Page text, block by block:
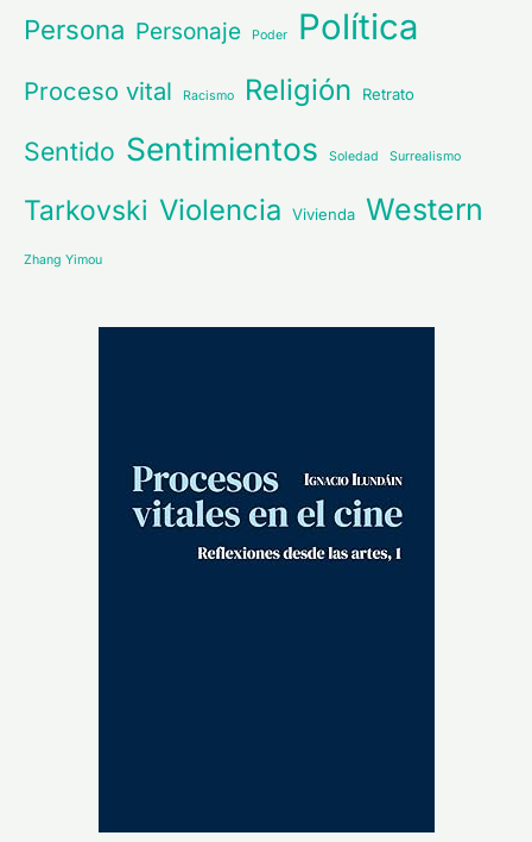
Persona Personaje Poder Política
Proceso vital Racismo Religión Retrato
Sentido Sentimientos Soledad Surrealismo
Tarkovski Violencia Vivienda Western
Zhang Yimou